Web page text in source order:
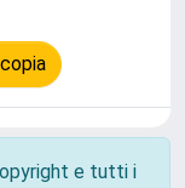
e tutti i